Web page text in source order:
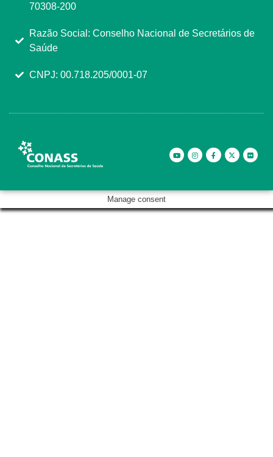
70308-200
Razão Social: Conselho Nacional de Secretários de
Saúde
CNPJ: 00.718.205/0001-07
Manage consent